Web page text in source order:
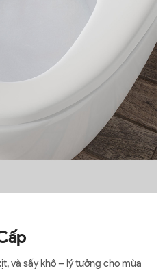
và sấy khô – lý tưởng cho mùa